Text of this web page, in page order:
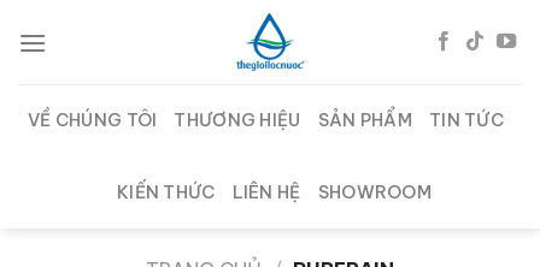
đến
dung
VỀ CHÚNG TÔI THƯƠNG HIỆU SẢN PHẨM TIN TỨC
KIẾN THỨC LIÊN HỆ SHOWROOM